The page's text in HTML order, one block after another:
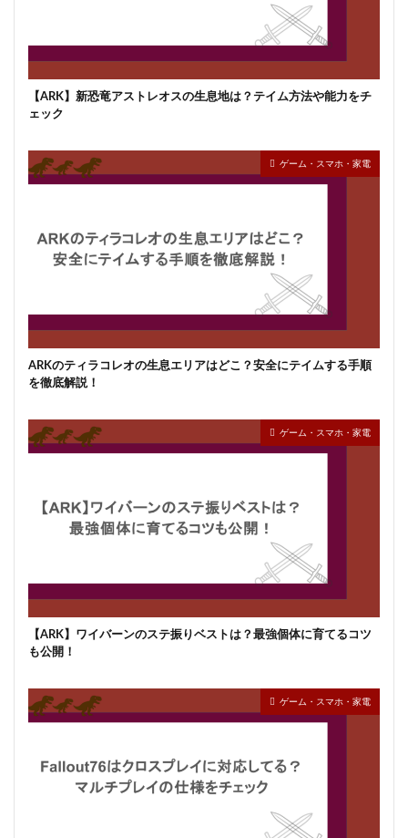
【ARK】新恐竜アストレオスの生息地は？テイム方法や能力をチ
ェック
ゲーム・スマホ・家電
ARKのティラコレオの生息エリアはどこ？安全にテイムする手順
を徹底解説！
ゲーム・スマホ・家電
【ARK】ワイバーンのステ振りベストは？最強個体に育てるコツ
も公開！
ゲーム・スマホ・家電